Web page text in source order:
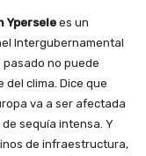
Ypersele es un
Intergubernamental
pasado no puede
clima. Dice que
va a ser afectada
sequía intensa. Y
de infraestructura,